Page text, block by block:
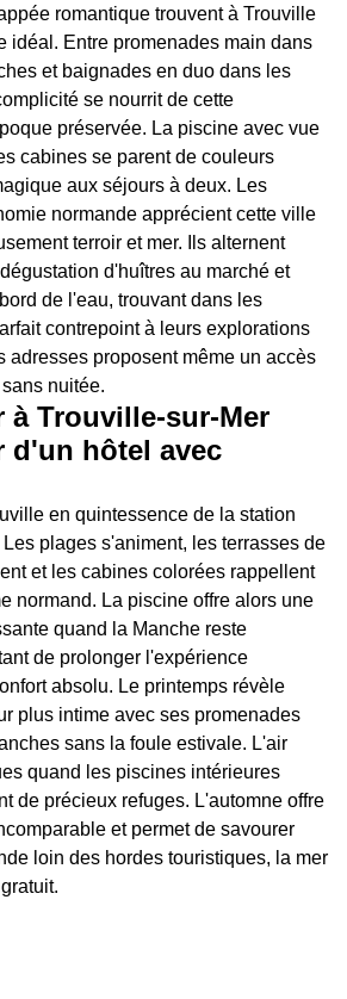
romantique trouvent à Trouville
idéal. Entre promenades main dans
et baignades en duo dans les
se nourrit de cette
préservée. La piscine avec vue
cabines se parent de couleurs
aux séjours à deux. Les
normande apprécient cette ville
terroir et mer. Ils alternent
d'huîtres au marché et
de l'eau, trouvant dans les
contrepoint à leurs explorations
adresses proposent même un accès
nuitée.
à Trouville-sur-Mer
d'un hôtel avec
en quintessence de la station
plages s'animent, les terrasses de
et les cabines colorées rappellent
normand. La piscine offre alors une
quand la Manche reste
de prolonger l'expérience
absolu. Le printemps révèle
plus intime avec ses promenades
sans la foule estivale. L'air
quand les piscines intérieures
de précieux refuges. L'automne offre
et permet de savourer
loin des hordes touristiques, la mer